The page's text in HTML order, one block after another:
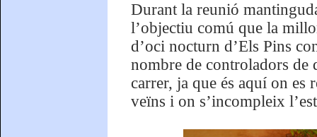
Durant la reunió
l’objectiu comú que la
d’oci nocturn d’Els Pins
nombre de controladors de
carrer, ja que és aquí on es
veïns i on s’incompleix